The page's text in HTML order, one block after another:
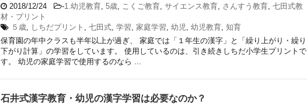
2018/12/24 -1.幼児教育, 5歳, こくご教育, サイエンス教育, さんすう教育, 七田式教
材・プリント
５歳, しちだプリント , 七田式, 学習, 家庭学習, 幼児, 幼児教育, 知育
保育園の年中クラスも半年以上が過ぎ、 家庭では「１年生の漢字」と「繰り上がり・繰り
下がり計算」の学習をしています。 使用しているのは、引き続きしちだ小学生プリントで
す。 幼児の家庭学習で使用するのなら ...
石井式漢字教育・幼児の漢字学習は必要なのか？